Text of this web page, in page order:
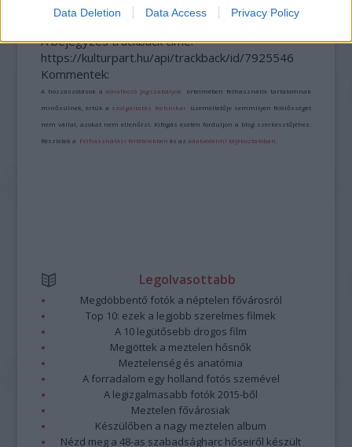
Data Deletion Data Access Privacy Policy
A bejegyzés trackback címe:
https://kulturpart.hu/api/trackback/id/7925546
Kommentek:
A hozzászólások avonatkozó jogszabályok értelmében felhasználói tartalomnak
minősülnek, értük a szolgáltatás technikai üzemeltetője semmilyen felelősséget
nem vállal, azokat nem ellenőrzi. Kifogás esetén forduljon a blog szerkesztőjéhez.
Részletek a Felhasználási feltételekben és azadatvédelmi tájékoztatóban
Legolvasottabb
Megdöbbentő fotók a néptelen fővárosról
Top 10: ezek a legjobb szerelmes filmek
A 10 legütősebb drogos film
Megjöttek a meztelen hősnők
Meztelenség és anatómia
A forradalom egy holland fotós szemével
A legizgalmasabb fotók 2015-ből
Meztelen fővárosiak
Készülőben a nagy meztelen album
Nézd meg a 48-as szabadságharc hőseiről készült